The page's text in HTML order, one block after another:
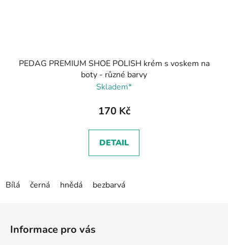
PEDAG PREMIUM SHOE POLISH krém s voskem na
boty - různé barvy
Skladem*
170 Kč
DETAIL
Bílá černá hnědá bezbarvá
Informace pro vás